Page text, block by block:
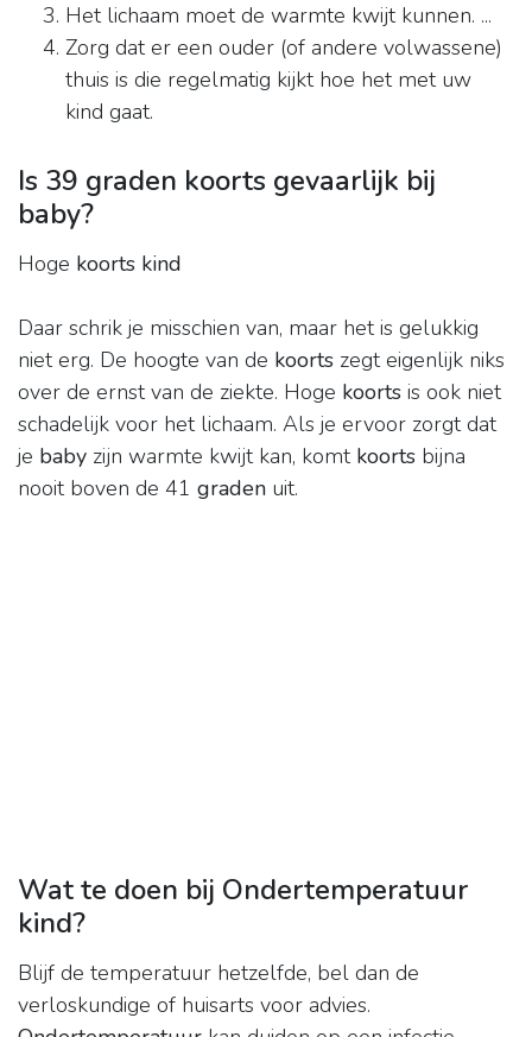
Het lichaam moet de warmte kwijt kunnen. ...
Zorg dat er een ouder (of andere volwassene)
thuis is die regelmatig kijkt hoe het met uw
kind gaat.
Is 39 graden koorts gevaarlijk bij
baby?
Hoge koorts kind
Daar schrik je misschien van, maar het is gelukkig
niet erg. De hoogte van de koorts zegt eigenlijk niks
over de ernst van de ziekte. Hoge koorts is ook niet
schadelijk voor het lichaam. Als je ervoor zorgt dat
je baby zijn warmte kwijt kan, komt koorts bijna
nooit boven de 41 graden uit.
Wat te doen bij Ondertemperatuur
kind?
Blijf de temperatuur hetzelfde, bel dan de
verloskundige of huisarts voor advies.